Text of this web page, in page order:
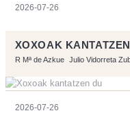
2026-07-26
XOXOAK
R Mª de Azkue Julio Vidorreta
2026-07-26